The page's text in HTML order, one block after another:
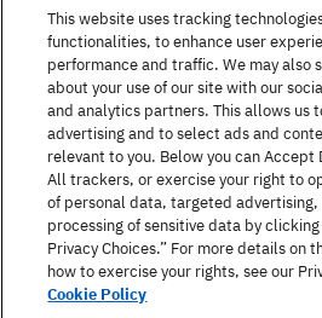
© 2026 Berlitz
Mapa del
This website uses tracking
functionalities, to enhance user
performance and traffic. We may also
about your use of our site with our
and analytics partners. This allows us
advertising and to select ads and
relevant to you. Below you can
All trackers, or exercise your right to
of personal data, targeted
processing of sensitive data by clicking
Privacy Choices.” For more details on
how to exercise your rights, see our
Cookie Policy